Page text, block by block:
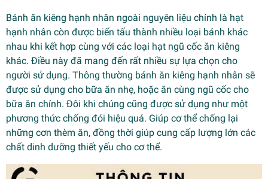
Bánh ăn kiêng hạnh nhân ngoài nguyên liệu chính là hạt
hạnh nhân còn được biến tấu thành nhiều loại bánh khác
nhau khi kết hợp cùng với các loại hạt ngũ cốc ăn kiêng
khác. Điều này đã mang đến rất nhiều sự lựa chọn cho
người sử dụng. Thông thường bánh ăn kiêng hạnh nhân sẽ
được sử dụng cho bữa ăn nhẹ, hoặc ăn cùng ngũ cốc cho
bữa ăn chính. Đôi khi chúng cũng được sử dụng như một
phương thức chống đói hiệu quả. Giúp cơ thể chống lại
những cơn thèm ăn, đồng thời giúp cung cấp lượng lớn các
chất dinh dưỡng thiết yếu cho cơ thể.